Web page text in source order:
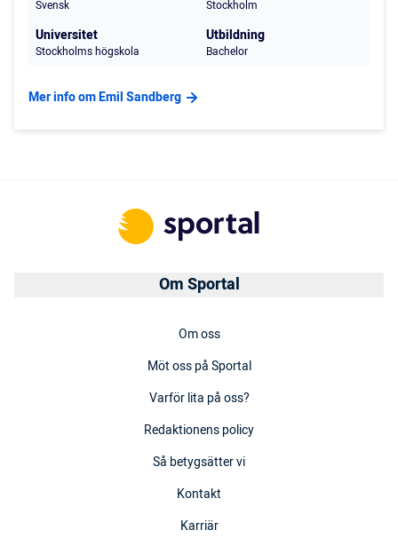
Svensk Stockholm
Universitet
Stockholms högskola
Utbildning
Bachelor
Mer info om Emil Sandberg
Om Sportal
Om oss
Möt oss på Sportal
Varför lita på oss?
Redaktionens policy
Så betygsätter vi
Kontakt
Karriär